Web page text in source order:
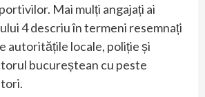
Mai mulți angajați ai
4 descriu în termeni resemnați
autoritățile locale, poliție și
bucureștean cu peste